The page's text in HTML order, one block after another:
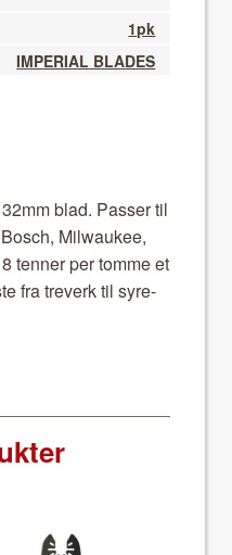
1pk
IMPERIAL BLADES
blad. Pass­er til
Mil­wau­kee,
ten­ner per tomme et
fra treverk til syre­